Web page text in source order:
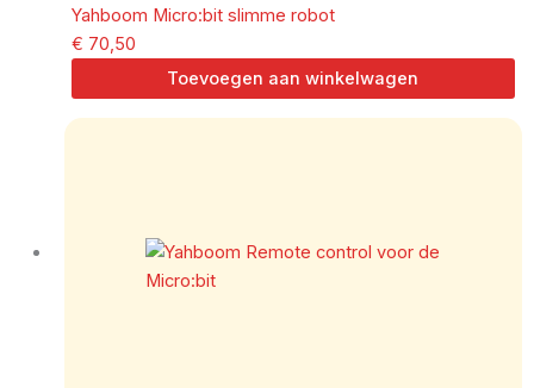
Yahboom Micro:bit slimme robot
€ 70,50
Toevoegen aan winkelwagen